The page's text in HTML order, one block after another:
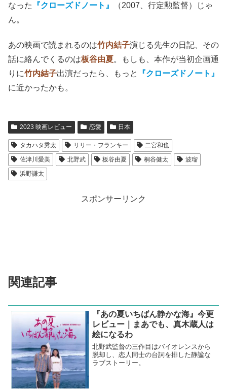
なった
『クローズドノート』
（2007、行定勲監督）じゃ
ん。
あの映画で読まれるのは竹内結子演じる先生の日記、その
話に絡んでくるのは板谷由夏。もしも、本作が当初企画通
りに竹内結子出演だったら、もっと
『クローズドノート』
に近かったかも。
2023 映画レビュー 恋愛 日本
タカハタ秀太 リリー・フランキー
二宮和也
佐津川愛美
北野武 板谷由夏 桐谷健太
波瑠
浜野謙太
スポンサーリンク
関連記事
『あの夏いちばん静かな海』今更
レビュー｜まあでも、真木蔵人は
絵になるわ
北野武監督の三作目はバイオレンスから
脱却し、恋人同士の台詞を排した静謐な
ラブストーリー。